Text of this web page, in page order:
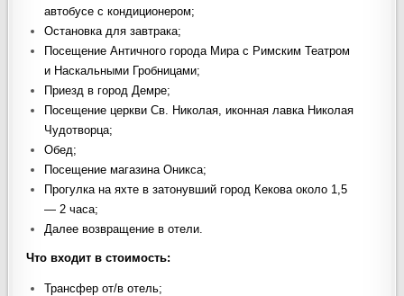
автобусе с кондиционером;
Остановка для завтрака;
Посещение Античного города Мира с Римским Театром
и Наскальными Гробницами;
Приезд в город Демре;
Посещение церкви Св. Николая, иконная лавка Николая
Чудотворца;
Обед;
Посещение магазина Оникса;
Прогулка на яхте в затонувший город Кекова около 1,5
— 2 часа;
Далее возвращение в отели.
Что входит в стоимость:
Трансфер от/в отель;